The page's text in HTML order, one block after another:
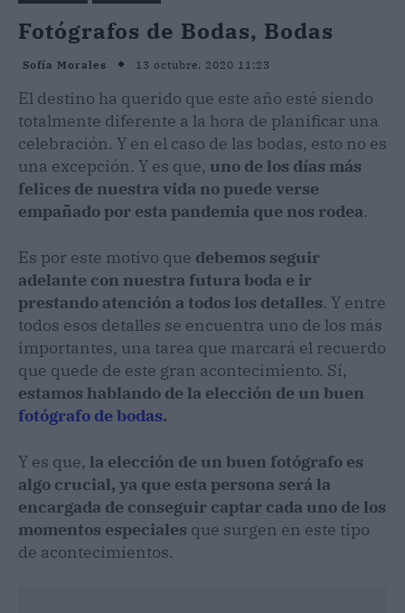
Fotógrafos de Bodas, Bodas
Sofía Morales 13 octubre, 2020 11:23
El destino ha querido que este año esté siendo
totalmente diferente a la hora de planificar una
celebración. Y en el caso de las bodas, esto no es
una excepción. Y es que, uno de los días más
felices de nuestra vida no puede verse
empañado por esta pandemia que nos rodea.
Es por este motivo que debemos seguir
adelante con nuestra futura boda e ir
prestando atención a todos los detalles. Y entre
todos esos detalles se encuentra uno de los más
importantes, una tarea que marcará el recuerdo
que quede de este gran acontecimiento. Sí,
estamos hablando de la elección de un buen
fotógrafo de bodas.
Y es que, la elección de un buen fotógrafo es
algo crucial, ya que esta persona será la
encargada de conseguir captar cada uno de los
momentos especiales que surgen en este tipo
de acontecimientos.